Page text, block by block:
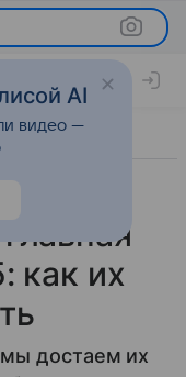
как их
мы достаем их
AI
видео —